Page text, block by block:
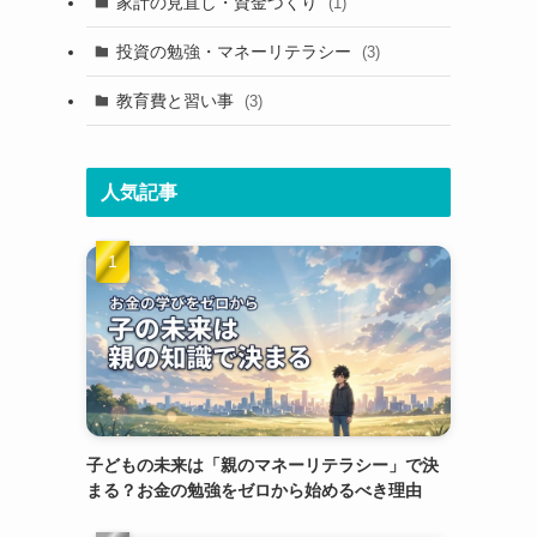
投資の勉強・マネーリテラシー (3)
教育費と習い事 (3)
人気記事
子どもの未来は「親のマネーリテラシー」で決
まる？お金の勉強をゼロから始めるべき理由